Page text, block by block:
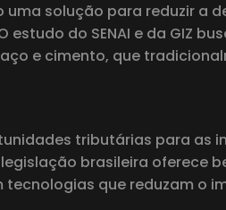
solução para reduzir a
do SENAI e da GIZ
e cimento, que
tributárias para as
brasileira oferece
tecnologias que reduzam o